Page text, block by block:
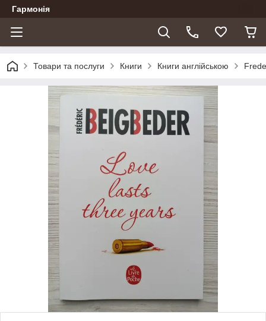
Гармонія
Товари та послуги Книги Книги англійською